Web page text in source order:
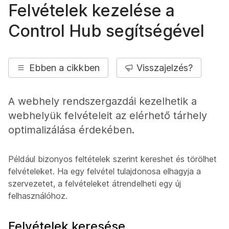
Felvételek kezelése a
Control Hub segítségével
Ebben a cikkben Visszajelzés?
A webhely rendszergazdái kezelhetik a
webhelyük felvételeit az elérhető tárhely
optimalizálása érdekében.
Például bizonyos feltételek szerint kereshet és törölhet
felvételeket. Ha egy felvétel tulajdonosa elhagyja a
szervezetet, a felvételeket átrendelheti egy új
felhasználóhoz.